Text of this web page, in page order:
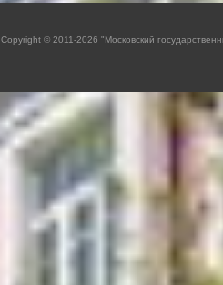
Copyright © 2011-2026 "Московский